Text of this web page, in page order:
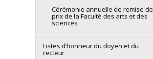
Cérémonie annuelle de remise de
prix de la Faculté des arts et des
sciences
Listes d’honneur du doyen et du
recteur